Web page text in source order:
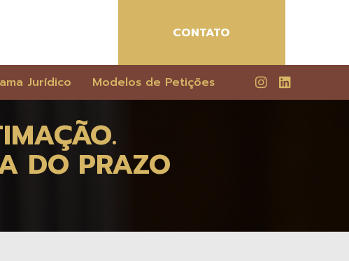
CONTATO
Jurídico Modelos de Petições
DO PRAZO